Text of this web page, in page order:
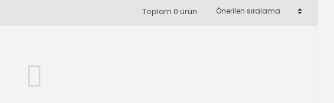
Toplam 0 ürün